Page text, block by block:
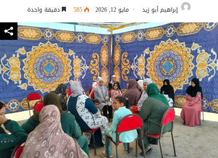
إبراهيم أبو زيد مايو 12, 2026 585 دقيقة واحدة